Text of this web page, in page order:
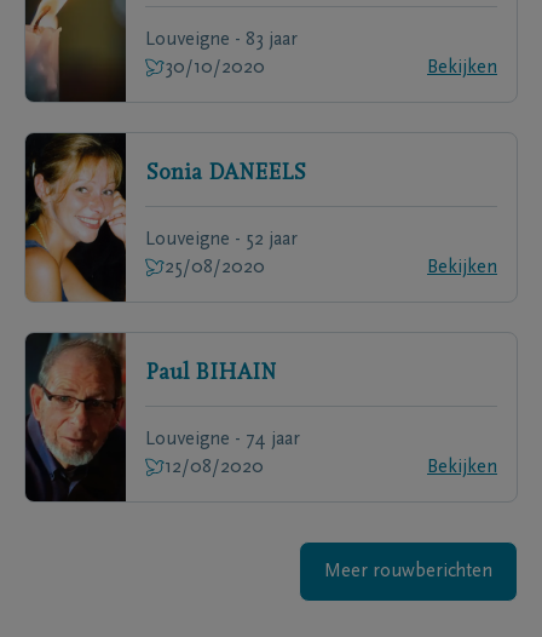
Louveigne - 83 jaar
30/10/2020
Bekijken
Sonia DANEELS
Louveigne - 52 jaar
25/08/2020
Bekijken
Paul BIHAIN
Louveigne - 74 jaar
12/08/2020
Bekijken
Meer rouwberichten